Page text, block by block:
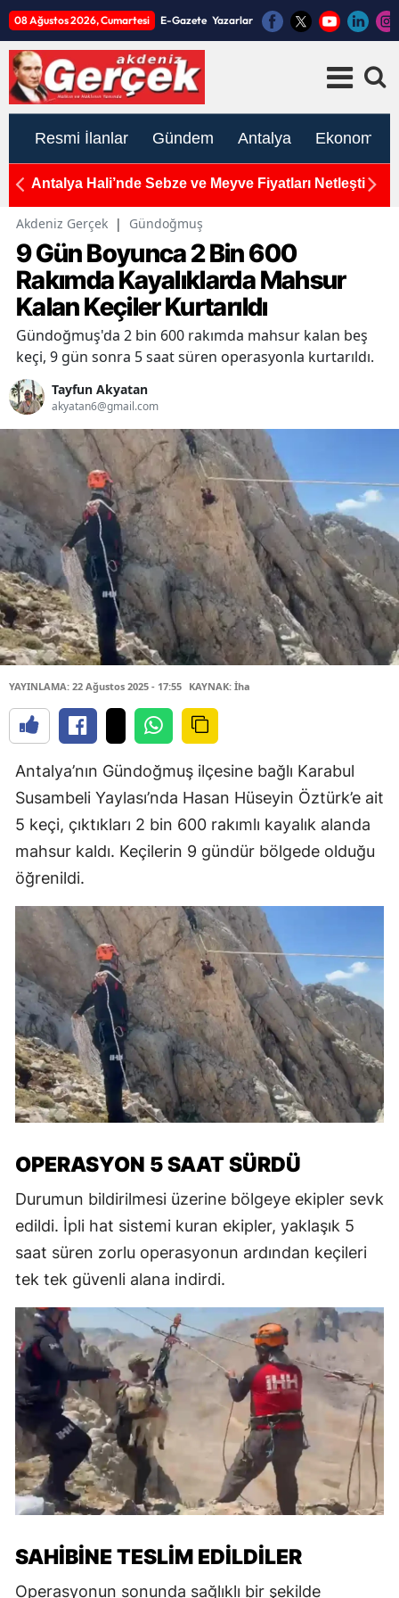
08 Ağustos 2026, Cumartesi E-Gazete Yazarlar
Resmi İlanlar Gündem Antalya Ekonomi
Antalya Hali’nde Sebze ve Meyve Fiyatları Netleşti
Akdeniz Gerçek | Gündoğmuş
9 Gün Boyunca 2 Bin 600
Rakımda Kayalıklarda Mahsur
Kalan Keçiler Kurtarıldı
Gündoğmuş'da 2 bin 600 rakımda mahsur kalan beş
keçi, 9 gün sonra 5 saat süren operasyonla kurtarıldı.
Tayfun Akyatan
akyatan6@gmail.com
YAYINLAMA: 22 Ağustos 2025 - 17:55 KAYNAK: İha
Antalya’nın Gündoğmuş ilçesine bağlı Karabul
Susambeli Yaylası’nda Hasan Hüseyin Öztürk’e ait
5 keçi, çıktıkları 2 bin 600 rakımlı kayalık alanda
mahsur kaldı. Keçilerin 9 gündür bölgede olduğu
öğrenildi.
OPERASYON 5 SAAT SÜRDÜ
Durumun bildirilmesi üzerine bölgeye ekipler sevk
edildi. İpli hat sistemi kuran ekipler, yaklaşık 5
saat süren zorlu operasyonun ardından keçileri
tek tek güvenli alana indirdi.
SAHİBİNE TESLİM EDİLDİLER
Operasyonun sonunda sağlıklı bir şekilde